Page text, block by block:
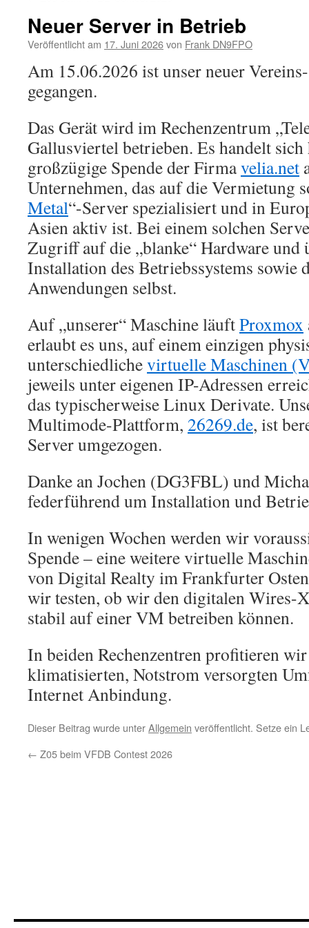
Neuer Server in Betrieb
Veröffentlicht am 17. Juni 2026von Frank DN9FPO
Am 15.06.2026 ist unser neuer
gegangen.
Das Gerät wird im Rechenzentrum
Gallusviertel betrieben. Es handelt
großzügige Spende der Firmavelia.net
Unternehmen, das auf die Vermietung
Metal“-Server spezialisiert und in
Asien aktiv ist. Bei einem solchen
Zugriff auf die „blanke“ Hardware und
Installation des Betriebssystems sowie
Anwendungen selbst.
Auf „unserer“ Maschine läuftProxmox
erlaubt es uns, auf einem einzigen
unterschiedlichevirtuelle Maschinen
jeweils unter eigenen IP-Adressen
das typischerweise Linux Derivate.
Multimode-Plattform, 26269.de, ist
Server umgezogen.
Danke an Jochen (DG3FBL) und
federführend um Installation und
In wenigen Wochen werden wir
Spende – eine weitere virtuelle
von Digital Realty im Frankfurter
wir testen, ob wir den digitalen Wires-
stabil auf einer VM betreiben können.
In beiden Rechenzentren profitieren
klimatisierten, Notstrom versorgten
Internet Anbindung.
Dieser Beitrag wurde unterAllgemein veröffentlicht. Setze ein
← Z05 beim VFDB Contest 2026